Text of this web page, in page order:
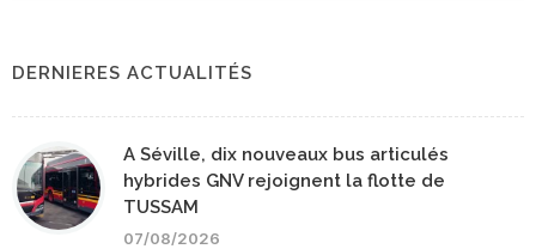
DERNIERES ACTUALITÉS
A Séville, dix nouveaux bus articulés
hybrides GNV rejoignent la flotte de
TUSSAM
07/08/2026